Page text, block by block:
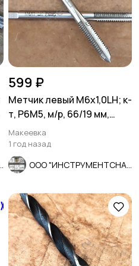
599 ₽
Метчик левый М6х1,0LH; к-
т, Р6М5, м/р, 66/19 мм,
основной шаг.
Макеевка
1 год назад